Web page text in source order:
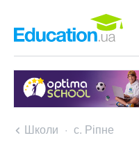
Школи с. Ріпне